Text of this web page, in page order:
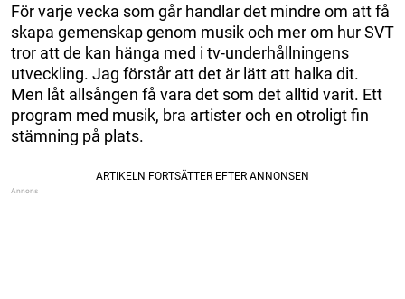
För varje vecka som går handlar det mindre om att få
skapa gemenskap genom musik och mer om hur SVT
tror att de kan hänga med i tv-underhållningens
utveckling. Jag förstår att det är lätt att halka dit.
Men låt allsången få vara det som det alltid varit. Ett
program med musik, bra artister och en otroligt fin
stämning på plats.